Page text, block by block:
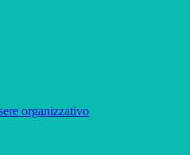
organizzativo